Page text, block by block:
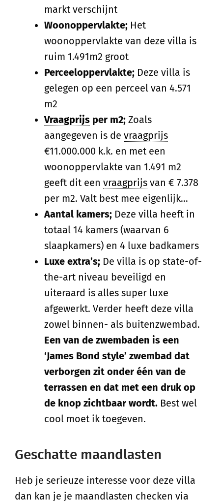
markt verschijnt
Woonoppervlakte; Het
woonoppervlakte van deze villa is
ruim 1.491m2 groot
Perceeloppervlakte; Deze villa is
gelegen op een perceel van 4.571
m2
Vraagprijs per m2; Zoals
aangegeven is de vraagprijs
€11.000.000 k.k. en met een
woonoppervlakte van 1.491 m2
geeft dit een vraagprijs van € 7.378
per m2. Valt best mee eigenlijk…
Aantal kamers; Deze villa heeft in
totaal 14 kamers (waarvan 6
slaapkamers) en 4 luxe badkamers
Luxe extra’s; De villa is op state-of-
the-art niveau beveiligd en
uiteraard is alles super luxe
afgewerkt. Verder heeft deze villa
zowel binnen- als buitenzwembad.
Een van de zwembaden is een
‘James Bond style’ zwembad dat
verborgen zit onder één van de
terrassen en dat met een druk op
de knop zichtbaar wordt. Best wel
cool moet ik toegeven.
Geschatte maandlasten
Heb je serieuze interesse voor deze villa
dan kan je je maandlasten checken via